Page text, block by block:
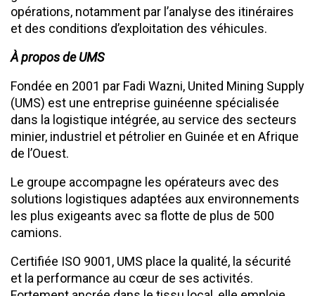
opérations, notamment par l’analyse des itinéraires
et des conditions d’exploitation des véhicules.
À propos de UMS
Fondée en 2001 par Fadi Wazni, United Mining Supply
(UMS) est une entreprise guinéenne spécialisée
dans la logistique intégrée, au service des secteurs
minier, industriel et pétrolier en Guinée et en Afrique
de l’Ouest.
Le groupe accompagne les opérateurs avec des
solutions logistiques adaptées aux environnements
les plus exigeants avec sa flotte de plus de 500
camions.
Certifiée ISO 9001, UMS place la qualité, la sécurité
et la performance au cœur de ses activités.